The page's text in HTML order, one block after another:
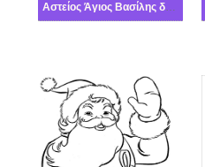
Αστείος Άγιος Βασίλης δωρεάν